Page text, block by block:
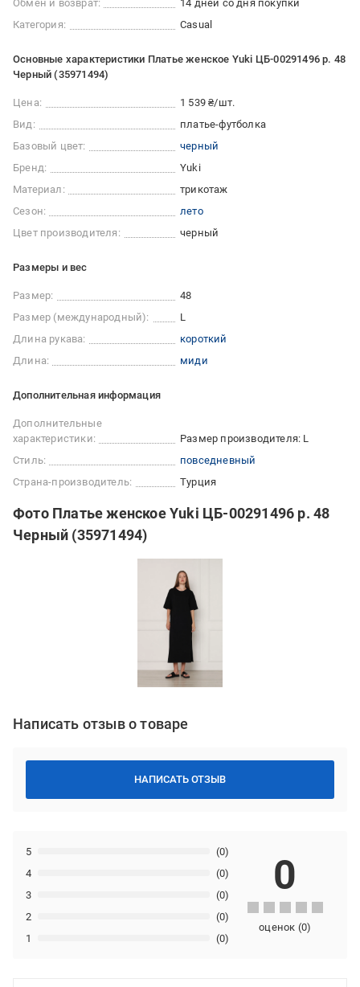
Обмен и возврат:
14 дней со дня покупки
Категория:
Casual
Основные характеристики Платье женское Yuki ЦБ-00291496 р. 48
Черный (35971494)
Цена:
1 539 ₴/шт.
Вид:
платье-футболка
Базовый цвет:
черный
Бренд:
Yuki
Материал:
трикотаж
Сезон:
лето
Цвет производителя:
черный
Размеры и вес
Размер:
48
Размер (международный):
L
Длина рукава:
короткий
Длина:
миди
Дополнительная информация
Дополнительные
характеристики:
Размер производителя: L
Стиль:
повседневный
Страна-производитель:
Турция
Фото Платье женское Yuki ЦБ-00291496 р. 48
Черный (35971494)
Написать отзыв о товаре
НАПИСАТЬ ОТЗЫВ
1 (0)
2 (0)
3 (0)
4 (0)
5 (0)
0
оценок (0)